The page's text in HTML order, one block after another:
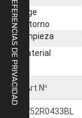
Elige
entorno
Limpieza
Material
Art Nº
752R0433BL